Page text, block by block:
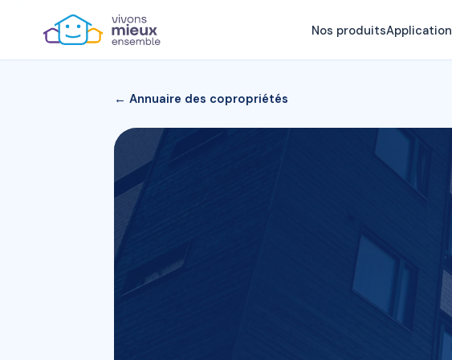
Nos produitsApplication
← Annuaire des copropriétés